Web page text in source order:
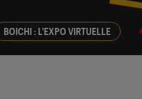
BOICHI : L'EXPO VIRTUELLE